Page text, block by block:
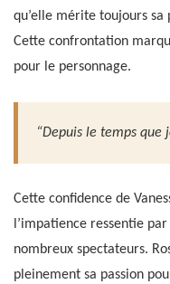
qu’elle mérite toujours
Cette confrontation
pour le personnage.
“Depuis le temps que
Cette confidence de
l’impatience ressentie
nombreux spectateurs.
pleinement sa passion